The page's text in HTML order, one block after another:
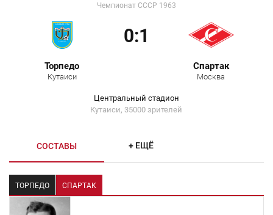
Чемпионат СССР 1963
Торпедо
Кутаиси
0:1
Спартак
Москва
Центральный стадион
Кутаиси, 35000 зрителей
СОСТАВЫ + ЕЩЁ
ТОРПЕДО СПАРТАК